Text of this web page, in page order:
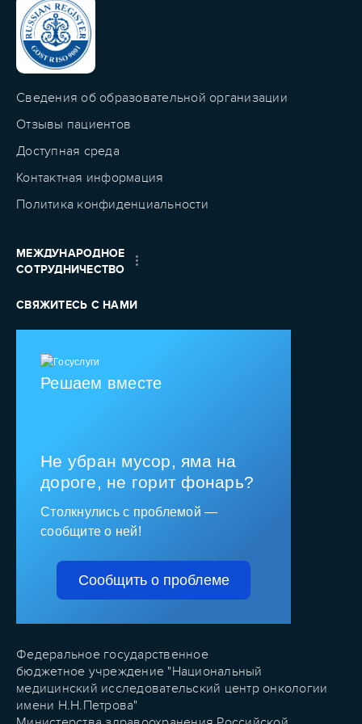
Сведения об образовательной организации
Отзывы пациентов
Доступная среда
Контактная информация
Политика конфиденциальности
МЕЖДУНАРОДНОЕ
СОТРУДНИЧЕСТВО
СВЯЖИТЕСЬ С НАМИ
Решаем вместе
Не убран мусор, яма на
дороге, не горит фонарь?
Столкнулись с проблемой —
сообщите о ней!
Сообщить о проблеме
Федеральное государственное
бюджетное учреждение "Национальный
медицинский исследовательский центр онкологии
имени Н.Н.Петрова"